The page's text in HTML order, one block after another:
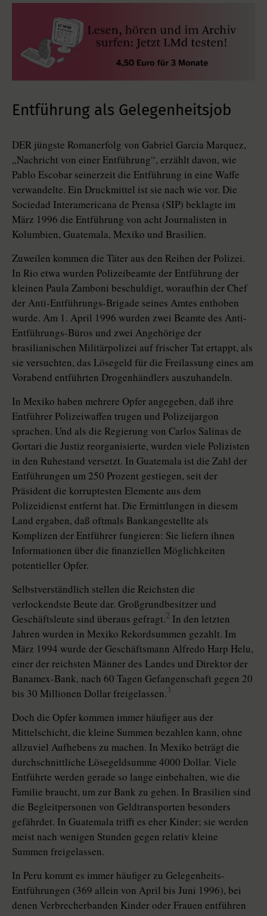
Entführung als Gelegenheitsjob
DER jüngste Romanerfolg von Gabriel Garcia Marquez,
„Nachricht von einer Entführung“, erzählt davon, wie
Pablo Escobar seinerzeit die Entführung in eine Waffe
verwandelte. Ein Druckmittel ist sie nach wie vor. Die
Sociedad Interamericana de Prensa (SIP) beklagte im
März 1996 die Entführung von acht Journalisten in
Kolumbien, Guatemala, Mexiko und Brasilien.
Zuweilen kommen die Täter aus den Reihen der Polizei.
In Rio etwa wurden Polizeibeamte der Entführung der
kleinen Paula Zamboni beschuldigt, woraufhin der Chef
der Anti-Entführungs-Brigade seines Amtes enthoben
wurde. Am 1. April 1996 wurden zwei Beamte des Anti-
Entführungs-Büros und zwei Angehörige der
brasilianischen Militärpolizei auf frischer Tat ertappt, als
sie versuchten, das Lösegeld für die Freilassung eines am
Vorabend entführten Drogenhändlers auszuhandeln.
In Mexiko haben mehrere Opfer angegeben, daß ihre
Entführer Polizeiwaffen trugen und Polizeijargon
sprachen. Und als die Regierung von Carlos Salinas de
Gortari die Justiz reorganisierte, wurden viele Polizisten
in den Ruhestand versetzt. In Guatemala ist die Zahl der
Entführungen um 250 Prozent gestiegen, seit der
Präsident die korruptesten Elemente aus dem
Polizeidienst entfernt hat. Die Ermittlungen in diesem
Land ergaben, daß oftmals Bankangestellte als
Komplizen der Entführer fungieren: Sie liefern ihnen
Informationen über die finanziellen Möglichkeiten
potentieller Opfer.
Selbstverständlich stellen die Reichsten die
verlockendste Beute dar. Großgrundbesitzer und
Geschäftsleute sind überaus gefragt.2 In den letzten
Jahren wurden in Mexiko Rekordsummen gezahlt. Im
März 1994 wurde der Geschäftsmann Alfredo Harp Helu,
einer der reichsten Männer des Landes und Direktor der
Banamex-Bank, nach 60 Tagen Gefangenschaft gegen 20
bis 30 Millionen Dollar freigelassen.3
Doch die Opfer kommen immer häufiger aus der
Mittelschicht, die kleine Summen bezahlen kann, ohne
allzuviel Aufhebens zu machen. In Mexiko beträgt die
durchschnittliche Lösegeldsumme 4000 Dollar. Viele
Entführte werden gerade so lange einbehalten, wie die
Familie braucht, um zur Bank zu gehen. In Brasilien sind
die Begleitpersonen von Geldtransporten besonders
gefährdet. In Guatemala trifft es eher Kinder; sie werden
meist nach wenigen Stunden gegen relativ kleine
Summen freigelassen.
In Peru kommt es immer häufiger zu Gelegenheits-
Entführungen (369 allein von April bis Juni 1996), bei
denen Verbrecherbanden Kinder oder Frauen entführen